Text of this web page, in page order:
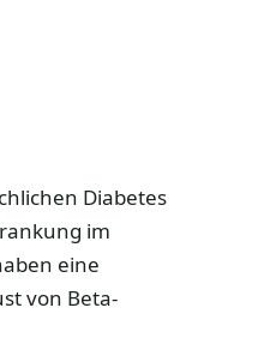
Diabetes
im
eine
von Beta-